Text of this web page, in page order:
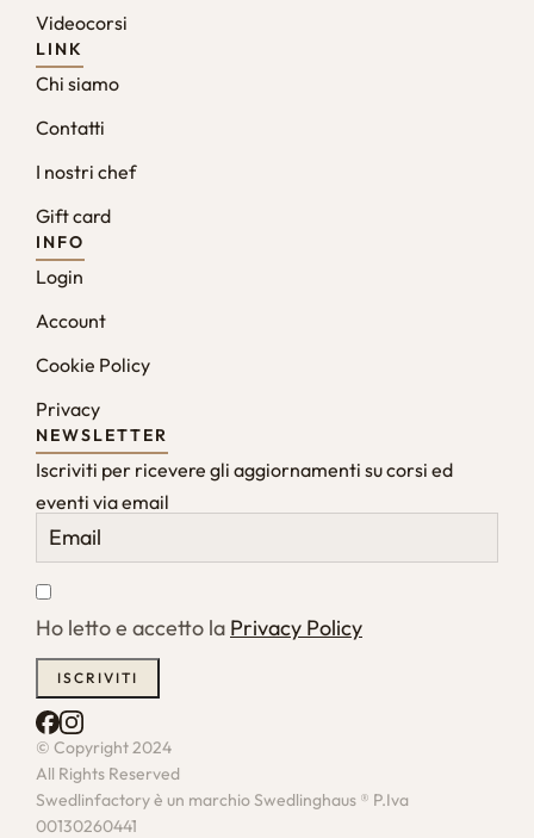
Videocorsi
LINK
Chi siamo
Contatti
I nostri chef
Gift card
INFO
Login
Account
Cookie Policy
Privacy
NEWSLETTER
Iscriviti per ricevere gli aggiornamenti su corsi ed
eventi via email
Ho letto e accetto la Privacy Policy
© Copyright 2024
All Rights Reserved
Swedlinfactory è un marchio Swedlinghaus ® P.Iva
00130260441